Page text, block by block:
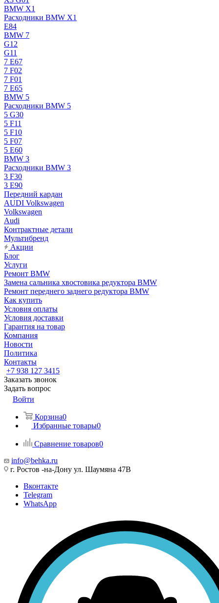
BMW X1
Расходники BMW X1
E84
BMW 7
G12
G11
7 Е67
7 F02
7 F01
7 E65
BMW 5
Расходники BMW 5
5 G30
5 F11
5 F10
5 F07
5 E60
BMW 3
Расходники BMW 3
3 F30
3 E90
Передний кардан
AUDI Volkswagen
Volkswagen
Audi
Контрактные детали
Мультибренд
Акции
Блог
Услуги
Ремонт BMW
Замена сальника хвостовика редуктора BMW
Ремонт переднего заднего редуктора BMW
Как купить
Условия оплаты
Условия доставки
Гарантия на товар
Компания
Новости
Политика
Контакты
+7 938 127 3415
Заказать звонок
Задать вопрос
Войти
Корзина0
Избранные товары0
Сравнение товаров0
info@behka.ru
г. Ростов -на-Дону ул. Шаумяна 47В
Вконтакте
Telegram
WhatsApp